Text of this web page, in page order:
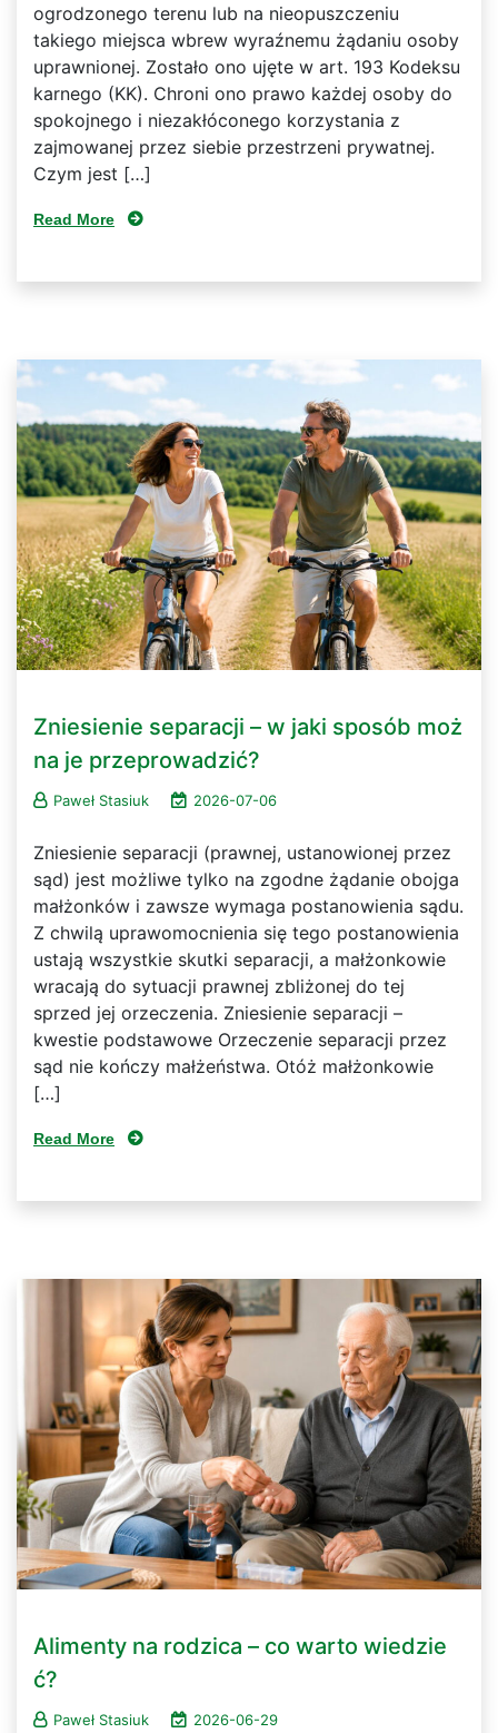
ogrodzonego terenu lub na nieopuszczeniu
takiego miejsca wbrew wyraźnemu żądaniu osoby
uprawnionej. Zostało ono ujęte w art. 193 Kodeksu
karnego (KK). Chroni ono prawo każdej osoby do
spokojnego i niezakłóconego korzystania z
zajmowanej przez siebie przestrzeni prywatnej.
Czym jest […]
Read More
Zniesienie separacji – w jaki sposób moż
na je przeprowadzić?
Paweł Stasiuk 2026-07-06
Zniesienie separacji (prawnej, ustanowionej przez
sąd) jest możliwe tylko na zgodne żądanie obojga
małżonków i zawsze wymaga postanowienia sądu.
Z chwilą uprawomocnienia się tego postanowienia
ustają wszystkie skutki separacji, a małżonkowie
wracają do sytuacji prawnej zbliżonej do tej
sprzed jej orzeczenia. Zniesienie separacji –
kwestie podstawowe Orzeczenie separacji przez
sąd nie kończy małżeństwa. Otóż małżonkowie
[…]
Read More
Alimenty na rodzica – co warto wiedzie
ć?
Paweł Stasiuk 2026-06-29